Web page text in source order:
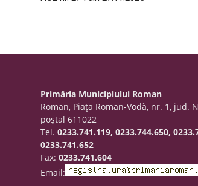
Primăria Municipiului Roman
Roman, Piaţa Roman-Vodă, nr. 1, jud.
poştal 611022
Tel.0233.741.119, 0233.744.650,
0233.741.652
Fax:0233.741.604
Email: